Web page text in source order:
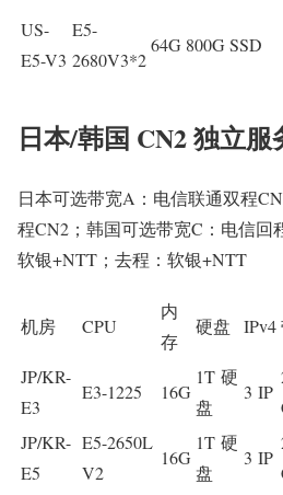
US-
E5-V3
E5-
2680V3*2
64G 800G SSD
日本/韩国 CN2 独立服
日本可选带宽A：电信联通双程
程CN2；韩国可选带宽C：电信回
软银+NTT；去程：软银+NTT
机房 CPU
内
存
硬盘 IPv4
JP/KR-
E3
E3-1225 16G
1T 硬
盘
3 IP
JP/KR-
E5
E5-2650L
V2
16G
1T 硬
盘
3 IP